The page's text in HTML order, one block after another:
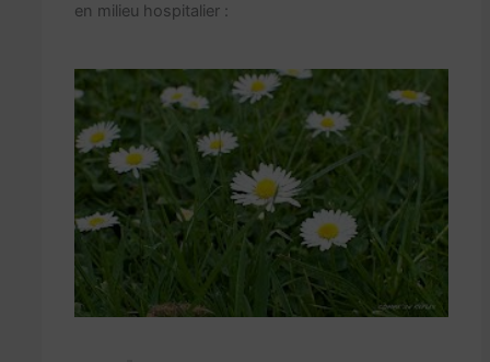
en milieu hospitalier :